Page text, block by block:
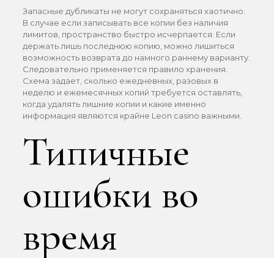
Запасные дубликаты не могут сохраняться хаотично.
В случае если записывать все копии без наличия
лимитов, пространство быстро исчерпается. Если
держать лишь последнюю копию, можно лишиться
возможность возврата до намного раннему варианту.
Следовательно применяется правило хранения.
Схема задает, сколько ежедневных, разовых в
неделю и ежемесячных копий требуется оставлять,
когда удалять лишние копии и какие именно
информация являются крайне Leon casino важными.
Типичные
ошибки во
время